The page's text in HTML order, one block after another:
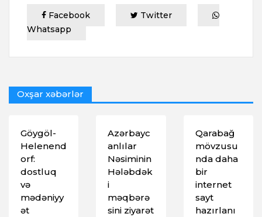
Facebook
Twitter
Whatsapp
Oxşar xəbərlər
Göygöl-
Helenend
orf:
dostluq
və
mədəniyy
ət
Azərbayc
anlılar
Nəsiminin
Hələbdək
i
məqbərə
sini ziyarət
Qarabağ
mövzusu
nda daha
bir
internet
sayt
hazırlanı